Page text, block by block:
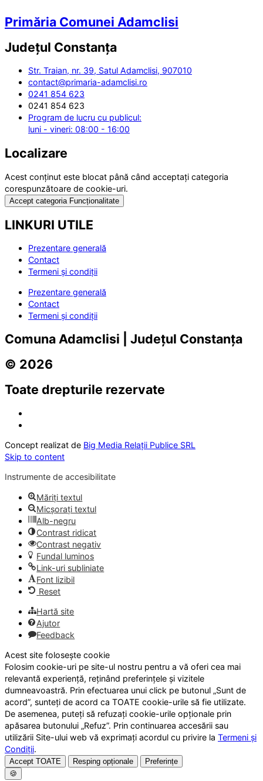
Primăria Comunei Adamclisi
Județul Constanța
Str. Traian, nr. 39, Satul Adamclisi, 907010
contact@primaria-adamclisi.ro
0241 854 623
0241 854 623
Program de lucru cu publicul:
luni - vineri: 08:00 - 16:00
Localizare
Acest conținut este blocat până când acceptați categoria
corespunzătoare de cookie-uri.
Accept categoria Funcționalitate
LINKURI UTILE
Prezentare generală
Contact
Termeni și condiții
Prezentare generală
Contact
Termeni și condiții
Comuna Adamclisi | Județul Constanța
© 2026
Toate drepturile rezervate
Concept realizat de Big Media Relații Publice SRL
Skip to content
Instrumente de accesibilitate
Măriți textul
Micșorați textul
Alb-negru
Contrast ridicat
Contrast negativ
Fundal luminos
Link-uri subliniate
Font lizibil
Reset
Hartă site
Ajutor
Feedback
Acest site folosește cookie
Folosim cookie-uri pe site-ul nostru pentru a vă oferi cea mai
relevantă experiență, reținând preferințele și vizitele
dumneavoastră. Prin efectuarea unui click pe butonul „Sunt de
acord”, sunteți de acord ca TOATE cookie-urile să fie utilizate.
De asemenea, puteți să refuzați cookie-urile opționale prin
apăsarea butonului „Refuz”. Prin continuarea accesării sau
utilizării Site-ului web vă exprimați acordul cu privire la Termeni și
Condiții.
Accept TOATE Resping opționale
Preferințe
🍪